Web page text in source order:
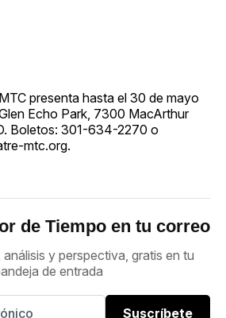
presenta hasta el 30 de mayo
Echo Park, 7300 MacArthur
Boletos: 301-634-2270 o
mtc.org.
de Tiempo en tu correo
y perspectiva, gratis en tu
de entrada
Suscríbete